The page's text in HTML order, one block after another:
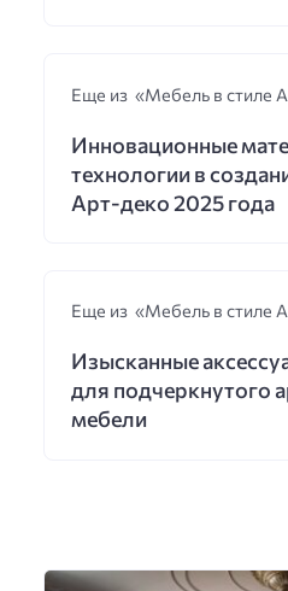
Еще из «Мебель в стиле
Инновационные
технологии в
Арт-деко 2025 года
Еще из «Мебель в стиле
Изысканные
для подчеркнутого
мебели